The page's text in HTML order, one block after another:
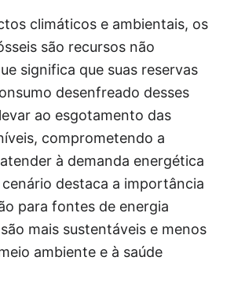
climáticos e ambientais, os
são recursos não
significa que suas reservas
desenfreado desses
ao esgotamento das
comprometendo a
à demanda energética
destaca a importância
para fontes de energia
mais sustentáveis e menos
ambiente e à saúde